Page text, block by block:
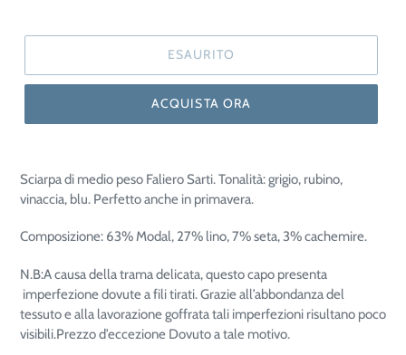
ESAURITO
ACQUISTA ORA
Sciarpa di medio peso Faliero Sarti. Tonalità: grigio, rubino,
vinaccia, blu. Perfetto anche in primavera.
Composizione: 63% Modal, 27% lino, 7% seta, 3% cachemire.
N.B:A causa della trama delicata, questo capo presenta
imperfezione dovute a fili tirati. Grazie all’abbondanza del
tessuto e alla lavorazione goffrata tali imperfezioni risultano poco
visibili.Prezzo d’eccezione Dovuto a tale motivo.